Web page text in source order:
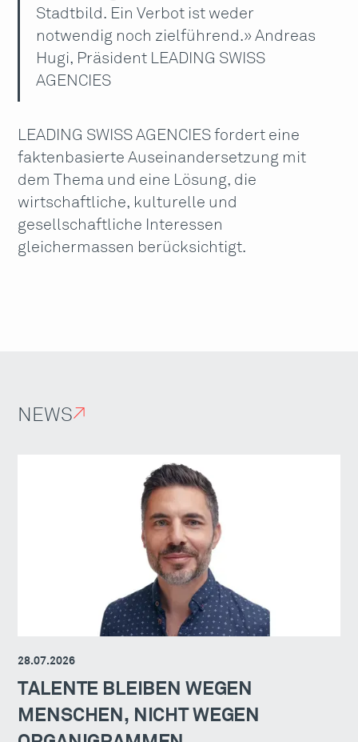
Stadtbild. Ein Verbot ist weder
notwendig noch zielführend.» Andreas
Hugi, Präsident LEADING SWISS
AGENCIES
LEADING SWISS AGENCIES fordert eine
faktenbasierte Auseinandersetzung mit
dem Thema und eine Lösung, die
wirtschaftliche, kulturelle und
gesellschaftliche Interessen
gleichermassen berücksichtigt.
NEWS↗
28.07.2026
TALENTE BLEIBEN WEGEN
MENSCHEN, NICHT WEGEN